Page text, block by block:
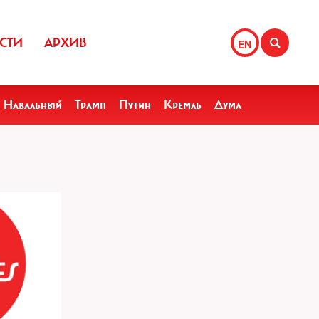
EN
АРХИВ
Навальный Трамп Путин Кремль Дума